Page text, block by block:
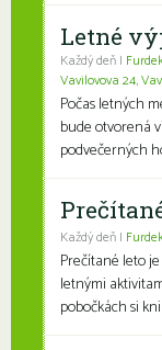
Letné
Každý deň |
Vavilovova 24,
Počas letných
bude otvorená
podvečerných
Každý deň |
Prečítané leto
letnými
pobočkách si